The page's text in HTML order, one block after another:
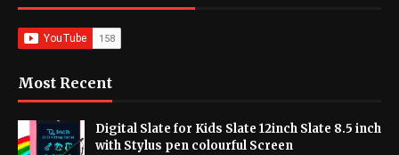
Most Recent
Digital Slate for Kids Slate 12inch Slate 8.5 inch
with Stylus pen colourful Screen